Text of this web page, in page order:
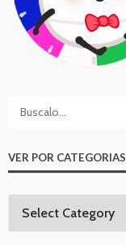
VER POR CATEGORIAS